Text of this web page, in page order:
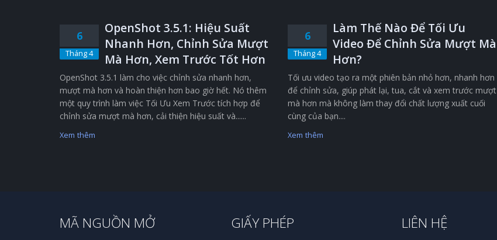
6
Tháng 4
OpenShot 3.5.1: Hiệu Suất
Nhanh Hơn, Chỉnh Sửa Mượt
Mà Hơn, Xem Trước Tốt Hơn
OpenShot 3.5.1 làm cho việc chỉnh sửa nhanh hơn,
mượt mà hơn và hoàn thiện hơn bao giờ hết. Nó thêm
một quy trình làm việc Tối Ưu Xem Trước tích hợp để
chỉnh sửa mượt mà hơn, cải thiện hiệu suất và......
Xem thêm
6
Tháng 4
Làm Thế Nào Để Tối Ưu
Video Để Chỉnh Sửa Mượt Mà
Hơn?
Tối ưu video tạo ra một phiên bản nhỏ hơn, nhanh hơn
để chỉnh sửa, giúp phát lại, tua, cắt và xem trước mượt
mà hơn mà không làm thay đổi chất lượng xuất cuối
cùng của bạn....
Xem thêm
MÃ NGUỒN MỞ GIẤY PHÉP LIÊN HỆ